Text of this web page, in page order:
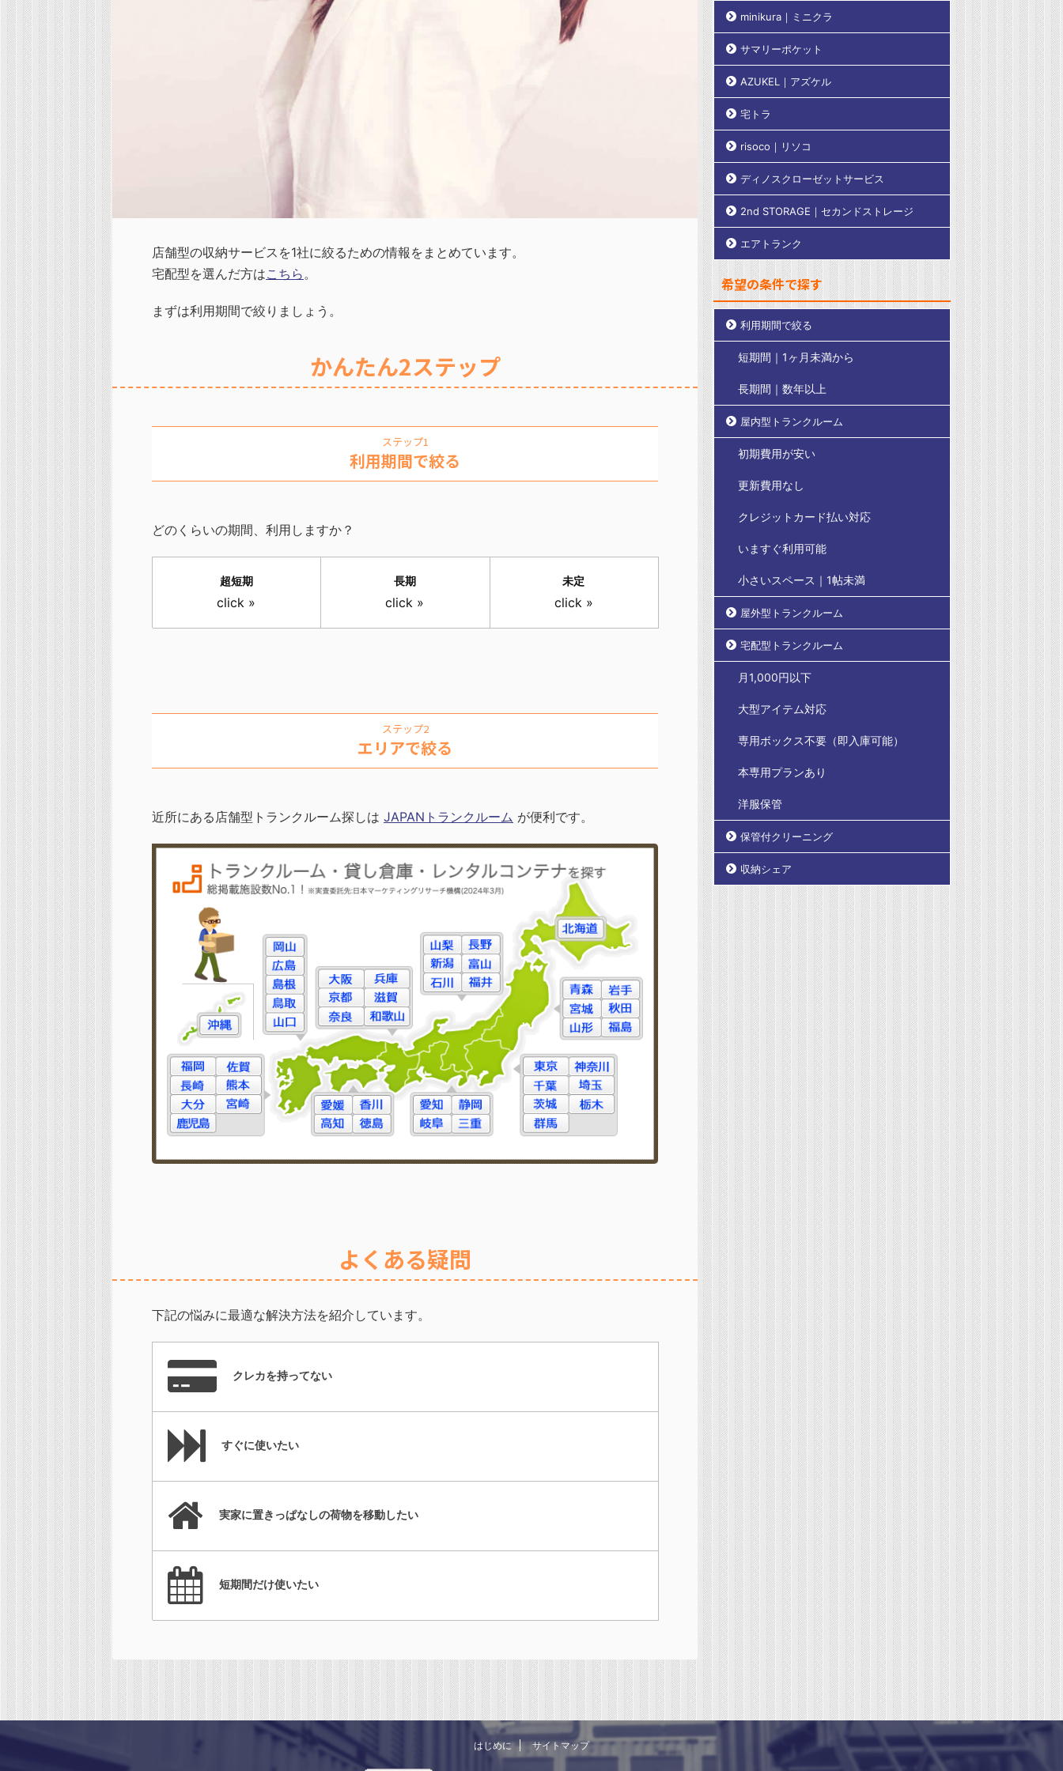
店舗型の収納サービスを1社に絞るための情報をまとめています。
宅配型を選んだ方はこちら。
まずは利用期間で絞りましょう。
かんたん2ステップ
ステップ1
利用期間で絞る
どのくらいの期間、利用しますか？
超短期
click »
長期
click »
未定
click »
ステップ2
エリアで絞る
近所にある店舗型トランクルーム探しは JAPANトランクルーム が便利です。
よくある疑問
下記の悩みに最適な解決方法を紹介しています。
クレカを持ってない
すぐに使いたい
実家に置きっぱなしの荷物を移動したい
短期間だけ使いたい
minikura｜ミニクラ
サマリーポケット
AZUKEL｜アズケル
宅トラ
risoco｜リソコ
ディノスクローゼットサービス
2nd STORAGE｜セカンドストレージ
エアトランク
希望の条件で探す
利用期間で絞る
短期間｜1ヶ月未満から
長期間｜数年以上
屋内型トランクルーム
初期費用が安い
更新費用なし
クレジットカード払い対応
いますぐ利用可能
小さいスペース｜1帖未満
屋外型トランクルーム
宅配型トランクルーム
月1,000円以下
大型アイテム対応
専用ボックス不要（即入庫可能）
本専用プランあり
洋服保管
保管付クリーニング
収納シェア
はじめに サイトマップ